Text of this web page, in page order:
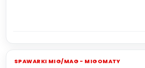
SPAWARKI MIG/MAG - MIGOMATY